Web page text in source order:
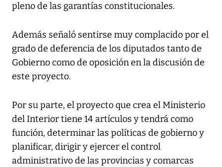
pleno de las garantías constitucionales.
Además señaló sentirse muy complacido por el
grado de deferencia de los diputados tanto de
Gobierno como de oposición en la discusión de
este proyecto.
Por su parte, el proyecto que crea el Ministerio
del Interior tiene 14 artículos y tendrá como
función, determinar las políticas de gobierno y
planificar, dirigir y ejercer el control
administrativo de las provincias y comarcas